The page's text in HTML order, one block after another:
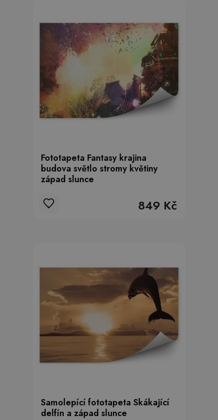
Fototapeta Fantasy krajina
budova světlo stromy květiny
západ slunce
849 Kč
Samolepící fototapeta Skákající
delfín a západ slunce